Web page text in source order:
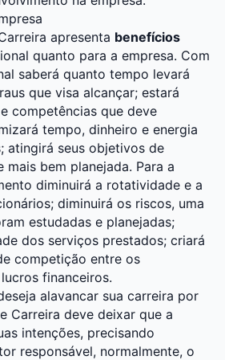
apresenta benefícios
quanto para a empresa. Com
saberá quanto tempo levará
que visa alcançar; estará
competências que deve
tempo, dinheiro e energia
atingirá seus objetivos de
mais bem planejada. Para a
diminuirá a rotatividade e a
diminuirá os riscos, uma
estudadas e planejadas;
dos serviços prestados; criará
competição entre os
financeiros.
alavancar sua carreira por
Carreira deve deixar que a
intenções, precisando
responsável, normalmente, o